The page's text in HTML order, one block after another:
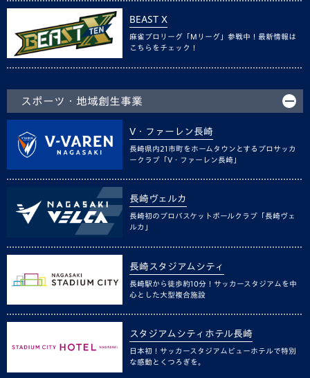
BEAST X
麻雀プロリーグ「Mリーグ」参戦中！最新情報は
こちらをチェック！
スポーツ・地域創生事業
V・ファーレン長崎
長崎県内21市町をホームタウンとするプロサッカ
ークラブ「V・ファーレン長崎」
長崎ヴェルカ
長崎初のプロバスケットボールクラブ「長崎ヴェ
ルカ」
長崎スタジアムシティ
長崎駅から徒歩約10分！サッカースタジアムを中
心とした大型複合施設
スタジアムシティホテル長崎
日本初！サッカースタジアムビューホテルで特別
な感動とくつろぎを。